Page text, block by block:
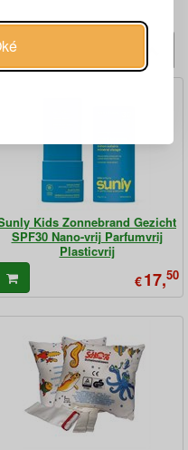
Kids Zonnebrand Gezicht
SPF30 Nano-vrij Parfumvrij
Plasticvrij
€17,50